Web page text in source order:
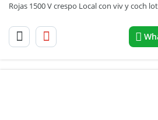
Rojas 1500 V crespo Local con viv y coch